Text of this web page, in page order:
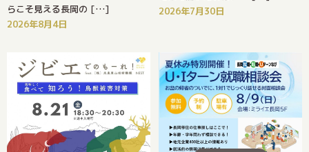
らこそ見える長岡の […]
2026年8月4日
2026年7月30日